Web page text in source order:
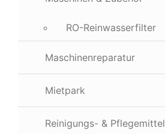
RO-Reinwasserfilter
Maschinenreparatur
Mietpark
Reinigungs- & Pflegemittel